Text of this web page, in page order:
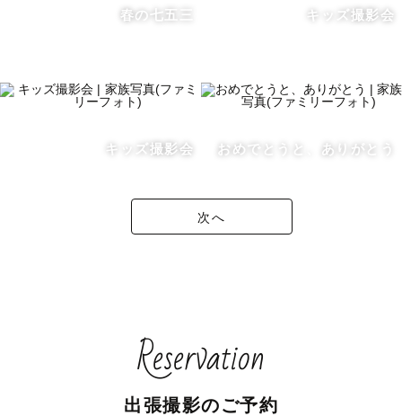
春の七五三 キッズ撮影会
キッズ撮影会 おめでとうと、ありがとう
次へ
Reservation
出張撮影のご予約